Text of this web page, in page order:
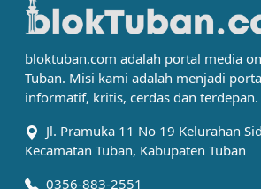
bloktuban.com adalah portal media
Tuban. Misi kami adalah menjadi
informatif, kritis, cerdas dan terdepan.
Jl. Pramuka 11 No 19 Kelurahan
Kecamatan Tuban, Kabupaten Tuban
0356-883-2551